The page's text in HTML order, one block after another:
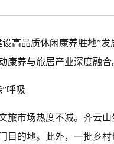
高品质休闲康养胜地”
康养与旅居产业深度融合
呼吸
旅市场热度不减。齐云
目的地。此外，一批乡